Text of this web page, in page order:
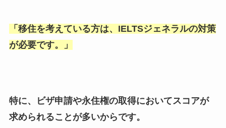
「 移住を考えている方は、IELTSジェネラルの対策
が必要です。
」
特に、ビザ申請や永住権の取得においてスコアが
求められることが多いからです。